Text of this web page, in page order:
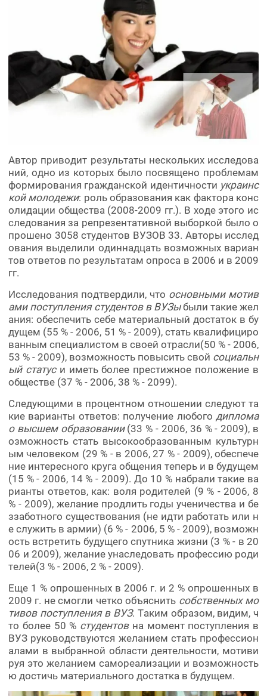
Автор приводит результаты нескольких исследова
ний, одно из которых было посвящено проблемам
формирования гражданской идентичности украинс
кой молодежи: роль образования как фактора конс
олидации общества (2008-2009 гг.). В ходе этого ис
следования за репрезентативной выборкой было о
прошено 3058 студентов ВУЗОВ 33. Авторы исслед
ования выделили одиннадцать возможных вариан
тов ответов по результатам опроса в 2006 и в 2009
гг.
Исследования подтвердили, что основными мотив
ами поступления студентов в ВУЗыбыли такие жел
ания: обеспечить себе материальный достаток в бу
дущем (55 % - 2006, 51 % - 2009), стать квалифициро
ванным специалистом в своей отрасли(50 % - 2006,
53 % - 2009), возможность повысить свой социальн
ый статуси иметь более престижное положение в
обществе (37 % - 2006, 38 % - 2099).
Следующими в процентном отношении следуют та
кие варианты ответов: получение любого диплома
о высшем образовании(33 % - 2006, 36 % - 2009), в
озможность стать высокообразованным культурн
ым человеком (29 % - в 2006, 27 % - 2009), обеспече
ние интересного круга общения теперь и в будущем
(15 % - 2006, 14 % - 2009). До 10 % набрали такие ва
рианты ответов, как: воля родителей (9 % - 2006, 8
% - 2009), желание продлить годы ученичества и бе
ззаботного существования (не идти работать или н
е служить в армии) (6 % - 2006, 5 % - 2009), возможн
ость встретить будущего спутника жизни (3 % - в 20
06 и 2009), желание унаследовать профессию роди
телей(3 % - 2006, 2 % - 2009).
Еще 1 % опрошенных в 2006 г. и 2 % опрошенных в
2009 г. не смогли четко объяснить собственных мо
тивов поступления в ВУЗ. Таким образом, видим, ч
то более 50 % студентовна момент поступления в
ВУЗ руководствуются желанием стать профессион
алами в выбранной области деятельности, мотиви
руя это желанием самореализации и возможность
ю достичь материального достатка в будущем.